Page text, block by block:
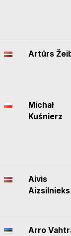
Artūrs
Michał
Kuśnierz
Aivis
Aizsilnieks
Arro